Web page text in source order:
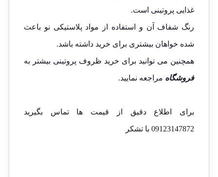
غذایی پروتینی است.
رنگ شفاف آن و استفاده از مواد پلاستیکی نو باعث
شده خواهان بیشتری برای خرید داشته باشد.
همچنین می توانید برای خرید ظروف پروتینی بیشتر به
فروشگاه مراجعه نمایید.
برای اطلاع دقیق از قیمت ها تماس بگیرید
09123147872 با تشکر